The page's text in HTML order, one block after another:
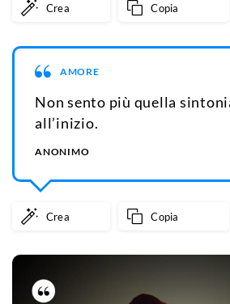
Crea Copia
AMORE
Non sento più quella
all’inizio.
ANONIMO
Crea Copia